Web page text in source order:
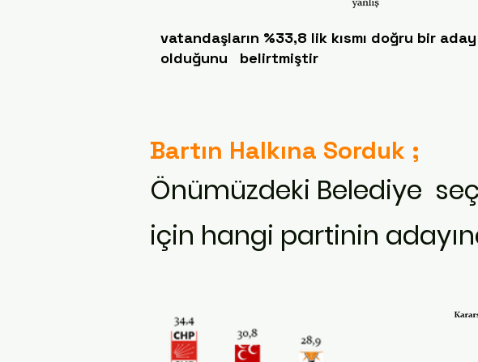
vatandaşların %33,8 lik kısmı doğru bir
olduğunu belirtmiştir
Bartın Halkına Sorduk ;
Önümüzdeki Belediye
için hangi partinin